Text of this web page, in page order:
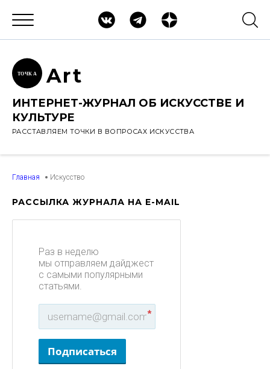
ТОЧК А Art
ИНТЕРНЕТ-ЖУРНАЛ ОБ ИСКУССТВЕ И
КУЛЬТУРЕ
РАССТАВЛЯЕМ ТОЧКИ В ВОПРОСАХ ИСКУССТВА
Главная Искусство
РАССЫЛКА ЖУРНАЛА НА E-MAIL
Раз в неделю
мы отправляем дайджест
с самыми популярными
статьями.
*
Подписаться